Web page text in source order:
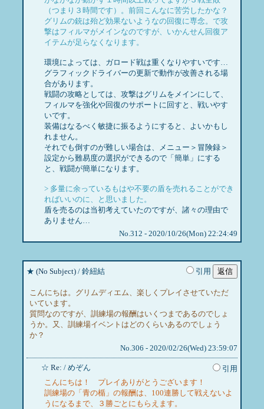
（つまり３時間です）。前回こんなに苦労したかな？
グリムの銃は殆ど効果ないようなの回復に専念。で攻
撃はフィルマがメインなのですが、いかんせん回復ア
イテムが足らなくなります。
環境によっては、ガロード戦は重くなりやすいです…
グラフィックドライバーの更新で動作が改善される場
合があります。
戦闘の攻略としては、攻撃はグリムをメインにして、
フィルマを強化や回復のサポートに回すと、戦いやす
いです。
装備はなるべく敏捷に振るようにすると、よいかもし
れません。
それでも倒すのが難しい場合は、メニュー＞冒険録＞
設定から難易度の選択ができるので「簡単」にする
と、戦闘が簡単になります。
> 多量に余っているもはや不要の盾を売れることができ
ればいいのに、と思いました。
盾を売るのは当初考えていたのですが、諸々の理由で
ありません…
No.312 - 2020/10/26(Mon) 22:24:49
★ (No Subject) / 鈴紐結 引用
こんにちは。グリムディエム、楽しくプレイさせていただ
いています。
質問なのですが、訓練場の報酬はいくつまであるのでしょ
うか。又、訓練場イベントはどのくらいあるのでしょう
か？
No.306 - 2020/02/26(Wed) 23:59:07
☆ Re: / めぞん
引用
こんにちは！ プレイありがとうございます！
訓練場の「青の楯」の報酬は、100連勝して戦えないよ
うになるまで、３勝ごとにもらえます。